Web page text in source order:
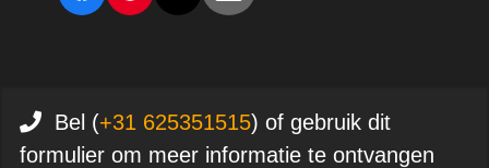
Bel (+31 625351515) of gebruik dit
formulier om meer informatie te ontvangen